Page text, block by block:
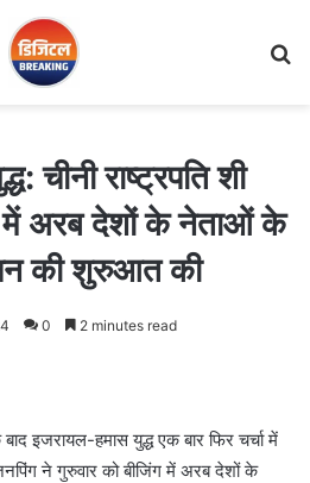
चीनी राष्ट्रपति शी
में अरब देशों के नेताओं के
की शुरुआत की
0 2 minutes read
इजरायल-हमास युद्ध एक बार फिर चर्चा में
ने गुरुवार को बीजिंग में अरब देशों के